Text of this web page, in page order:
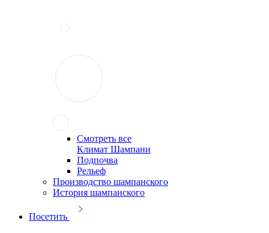
Смотреть все
Климат Шампани
Подпочва
Рельеф
Производство шампанского
История шампанского
Посетить